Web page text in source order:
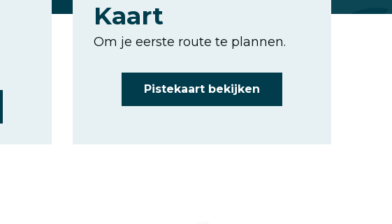
Kaart
Om je eerste route te plannen.
Pistekaart bekijken